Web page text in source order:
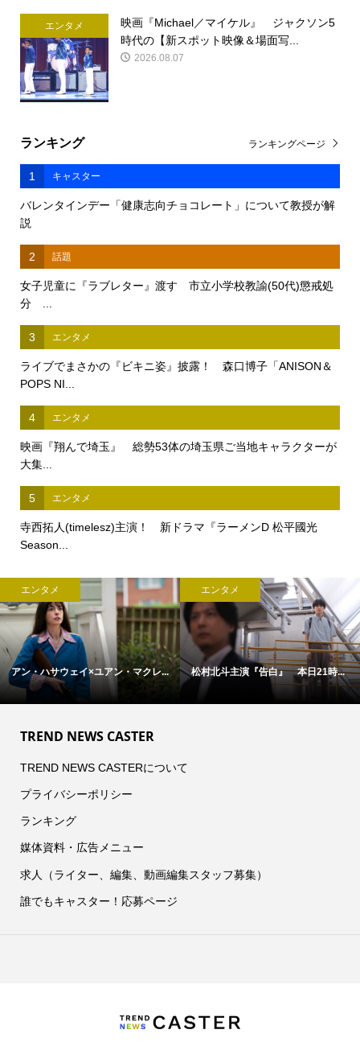
エンタメ
映画『Michael／マイケル』 ジャクソン5
時代の【新スポット映像＆場面写...
2026.08.07
ランキング
1 キャスター
バレンタインデー「健康志向チョコレート」について教授が解
説
2 話題
女子児童に『ラブレター』渡す 市立小学校教諭(50代)懲戒処
分 ...
3 エンタメ
ライブでまさかの『ビキニ姿』披露！ 森口博子「ANISON＆
POPS NI...
4 エンタメ
映画『翔んで埼玉』 総勢53体の埼玉県ご当地キャラクターが
大集...
5 エンタメ
寺西拓人(timelesz)主演！ 新ドラマ『ラーメンD 松平國光
Season...
ランキングページ
エンタメ
アン・ハサウェイ×ユアン・マクレ...
エンタメ
松村北斗主演『告白』 本日21時...
TREND NEWS CASTER
TREND NEWS CASTERについて
プライバシーポリシー
ランキング
媒体資料・広告メニュー
求人（ライター、編集、動画編集スタッフ募集）
誰でもキャスター！応募ページ